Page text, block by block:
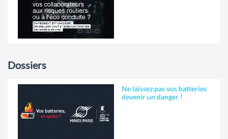
Dossiers
Ne laissez pas vos batteries
devenir un danger !